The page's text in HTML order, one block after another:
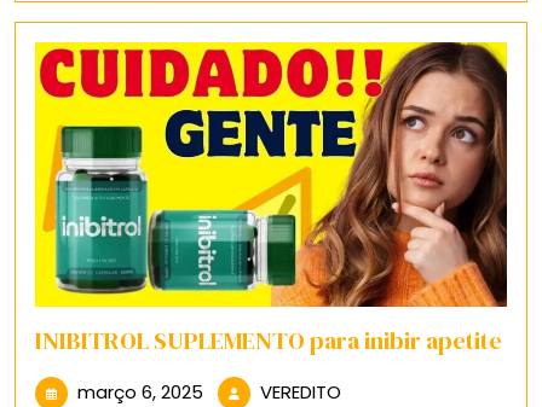
INIBITROL SUPLEMENTO para inibir apetite
março 6, 2025 marçoVEREDITO